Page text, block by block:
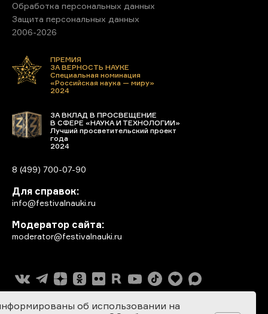
Обработка персональных данных
Защита персональных данных
2006-2026
ПРЕМИЯ
ЗА ВЕРНОСТЬ НАУКЕ
Специальная номинация
«Российская наука — миру»
2024
ЗА ВКЛАД В ПРОСВЕЩЕНИЕ
В СФЕРЕ «НАУКА И ТЕХНОЛОГИИ»
Лучший просветительский проект
года
2024
8 (499) 700-07-90
Для справок:
info@festivalnauki.ru
Модератор сайта:
moderator@festivalnauki.ru
об использовании на